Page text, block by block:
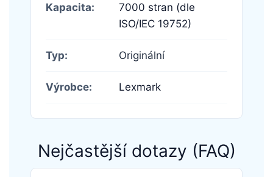
Kapacita:
7000 stran (dle
ISO/IEC 19752)
Typ: Originální
Výrobce: Lexmark
Nejčastější dotazy (FAQ)